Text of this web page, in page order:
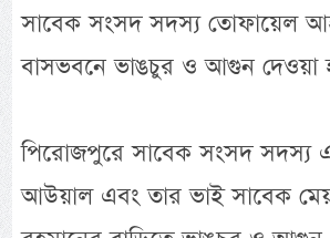
সাবেক সংসদ সদস্য তোফায়েল
বাসভবনে ভাঙচুর ও আগুন দেওয়া
পিরোজপুরে সাবেক সংসদ
আউয়াল এবং তার ভাই সাবেক